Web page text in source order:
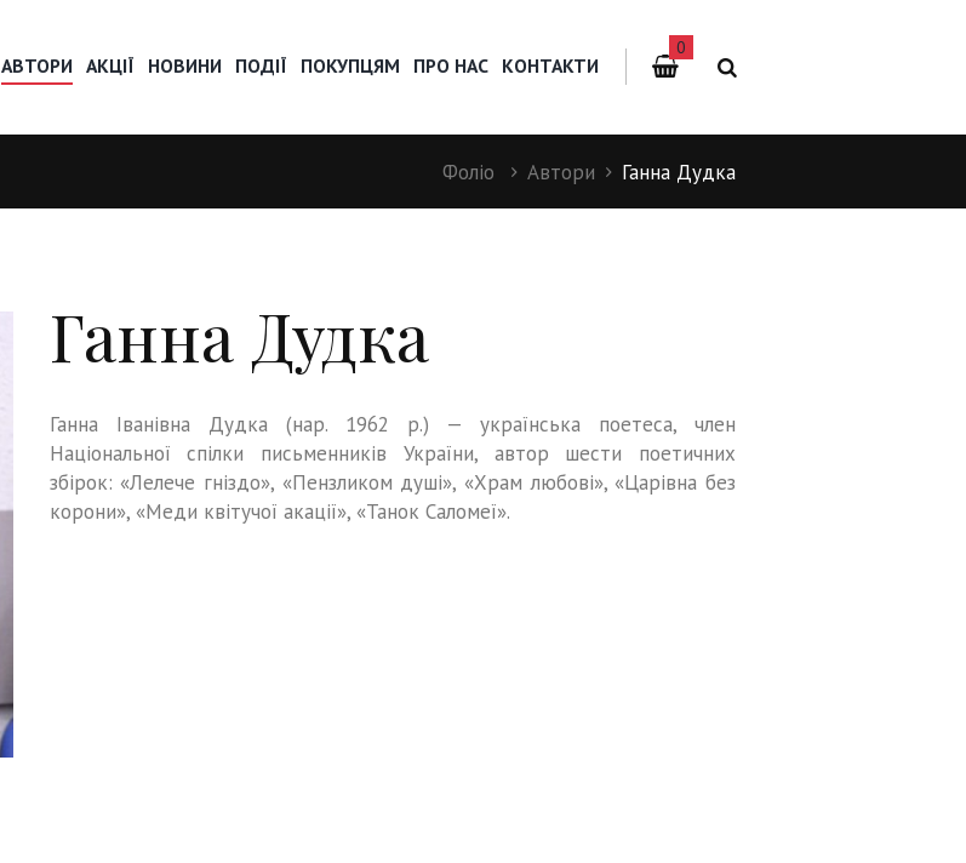
АВТОРИ АКЦІЇ НОВИНИ ПОДІЇ ПОКУПЦЯМ ПРО НАС КОНТАКТИ
0
Фоліо Автори Ганна Дудка
Ганна Дудка
Ганна Іванівна Дудка (нар. 1962 р.) — українська поетеса, член
Національної спілки письменників України, автор шести поетичних
збірок: «Лелече гніздо», «Пензликом душі», «Храм любові», «Царівна без
корони», «Меди квітучої акації», «Танок Саломеї».